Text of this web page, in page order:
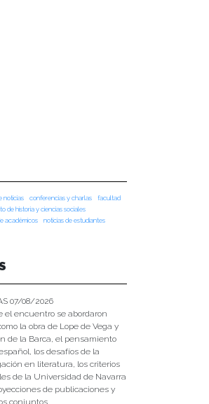
noticias conferencias y charlas
facultad
de historia y ciencias sociales
académicos
noticias de estudiantes
07/08/2026
el encuentro se abordaron
la obra de Lope de Vega y
de la Barca, el pensamiento
los desafíos de la
en literatura, los criterios
de la Universidad de Navarra
de publicaciones y
conjuntos.